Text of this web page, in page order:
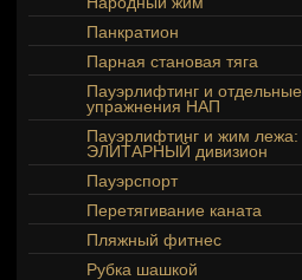
Панкратион
Парная становая тяга
Пауэрлифтинг и отдельные
упражнения НАП
Пауэрлифтинг и жим лежа:
ЭЛИТАРНЫЙ дивизион
Пауэрспорт
Перетягивание каната
Пляжный фитнес
Рубка шашкой